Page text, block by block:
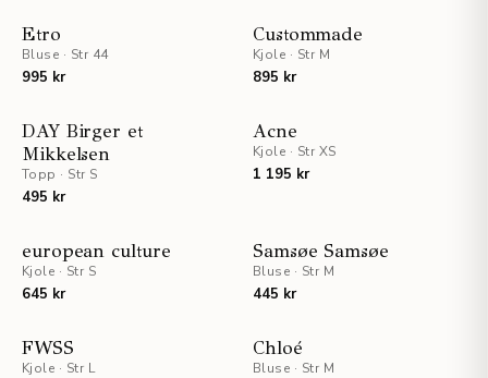
Etro
Bluse · Str 44
995 kr
Custommade
Kjole · Str M
895 kr
DAY Birger et
Mikkelsen
Topp · Str S
495 kr
Acne
Kjole · Str XS
1 195 kr
european culture
Kjole · Str S
645 kr
Samsøe Samsøe
Bluse · Str M
445 kr
FWSS
Kjole · Str L
Chloé
Bluse · Str M